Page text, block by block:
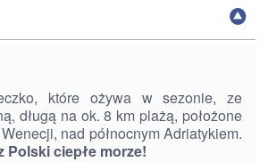
które ożywa w sezonie, ze
długą na ok. 8 km plażą, położone
nad północnym Adriatykiem.
Polski ciepłe morze!